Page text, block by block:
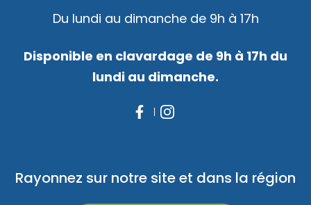
Du lundi au dimanche de 9h à 17h
Disponible en clavardage de 9h à 17h du
lundi au dimanche.
Rayonnez sur notre site et dans la région